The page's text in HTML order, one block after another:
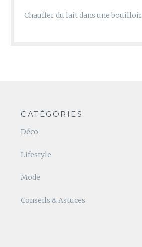
Chauffer du lait dans une
CATÉGORIES
Déco
Lifestyle
Mode
Conseils & Astuces